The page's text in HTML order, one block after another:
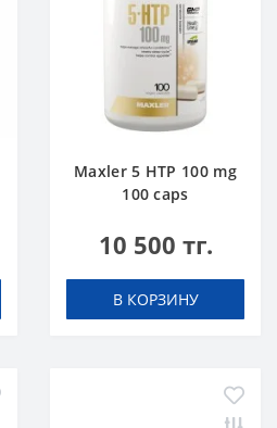
Maxler 5 HTP 100 mg
100 caps
10 500 тг.
В КОРЗИНУ